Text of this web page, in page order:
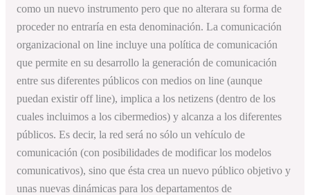
como un nuevo instrumento pero que no alterara su forma de
proceder no entraría en esta denominación. La comunicación
organizacional on line incluye una política de comunicación
que permite en su desarrollo la generación de comunicación
entre sus diferentes públicos con medios on line (aunque
puedan existir off line), implica a los netizens (dentro de los
cuales incluimos a los cibermedios) y alcanza a los diferentes
públicos. Es decir, la red será no sólo un vehículo de
comunicación (con posibilidades de modificar los modelos
comunicativos), sino que ésta crea un nuevo público objetivo y
unas nuevas dinámicas para los departamentos de